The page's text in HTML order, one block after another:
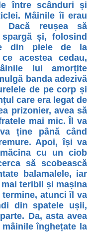
între scânduri și
Mâinile îi erau
Dacă reușea să
și, folosind
din piele de la
acestea cedau,
lui amorțite
banda adezivă
de pe corp și
care era legat de
prizonier, avea să
mai mic. Îl va
ține până când
Apoi, își va
cu un ciob
să scobească
balamalele, iar
teribil și mașina
atunci îl va
din spatele ușii,
Da, asta avea
înghețate la